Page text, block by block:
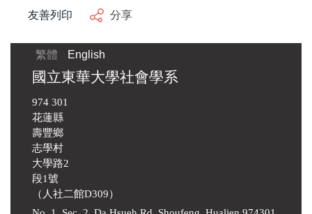
友善列印 分享
繁體 English
國立東華大學社會學系
974 301
花蓮縣
壽豐鄉
志學村
大學路2
段1號
（人社二館D309）